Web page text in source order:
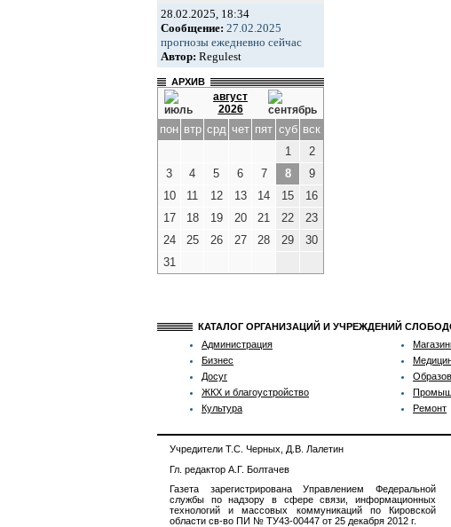
28.02.2025, 18:34
Сообщение: 27.02.2025
прогнозы ежедневно сейчас
Автор: Regulest
АРХИВ
август
2026
пон втр срд чет пят суб вск
1
2
3
4 5 6 7 8
9
10
11 12 13 14 15
16
17
18 19 20 21 22
23
24
25 26 27 28 29
30
31
КАТАЛОГ ОРГАНИЗАЦИЙ И УЧРЕЖДЕНИЙ
Администрация
Бизнес
Досуг
ЖКХ и благоустройство
Культура
Ремонт
Учредители Т.С. Черных, Д.В. Лалетин
Гл. редактор А.Г. Болтачев
Газета зарегистрирована Управлением Федеральной
службы по надзору в сфере связи, информационных
технологий и массовых коммуникаций по Кировской
области св-во ПИ № ТУ43-00447 от 25 декабря 2012 г.